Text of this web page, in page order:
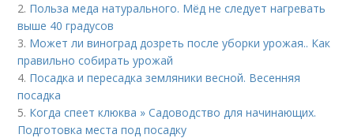
2. Польза меда натурального. Мёд не следует нагревать
выше 40 градусов
3. Может ли виноград дозреть после уборки урожая.. Как
правильно собирать урожай
4. Посадка и пересадка земляники весной. Весенняя
посадка
5. Когда спеет клюква » Садоводство для начинающих.
Подготовка места под посадку